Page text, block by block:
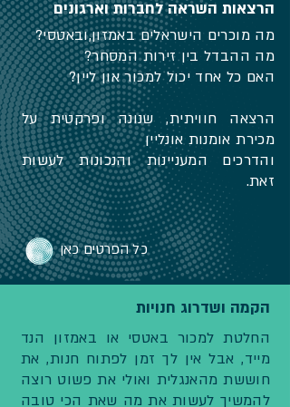
הצטרפו לקהילת המעצבות והיוצרות
המוכרות באטסי מישראל
רוצה להצטרף לקהילת הפייסבוק ?
הרצאות השראה לחברות וארגונים
מה מוכרים הישראלים באמזון,ובאטסי?
מה ההבדל בין זירות המסחר?
האם כל אחד יכול למכור און ליין?
הרצאה חוויתית, שנונה ופרקטית על
מכירת אומנות אונליין
והדרכים המעניינות והנכונות לעשות
זאת.
כל הפרטים כאן
הקמה ושדרוג חנויות
החלטת למכור באטסי או באמזון הנד
מייד, אבל אין לך זמן לפתוח חנות, את
חוששת מהאנגלית ואולי את פשוט רוצה
להמשיך לעשות את מה שאת הכי טובה